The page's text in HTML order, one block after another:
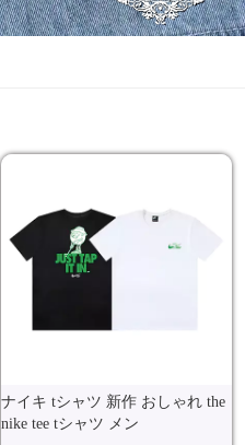
ナイキ tシャツ 新作 おしゃれ the
nike tee tシャツ メン